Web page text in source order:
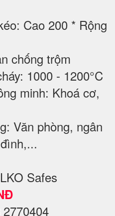
Cao 200 * Rộng
chống trộm
1000 - 1200°C
minh: Khoá cơ,
Văn phòng, ngân
Safes